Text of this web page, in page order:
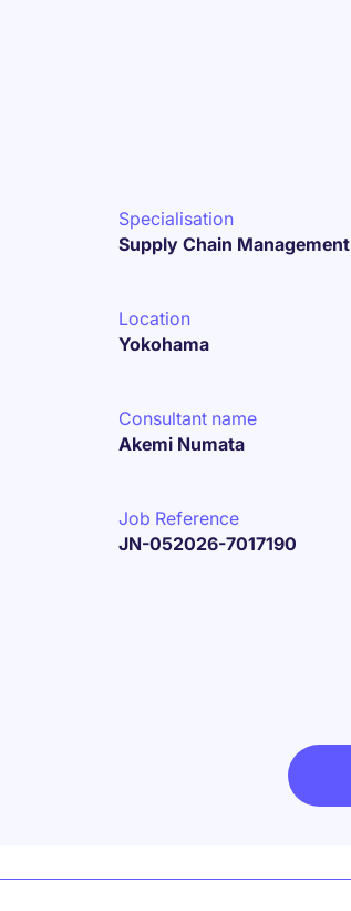
Specialisation
Supply Chain Management
Location
Yokohama
Consultant name
Akemi Numata
Job Reference
JN-052026-7017190